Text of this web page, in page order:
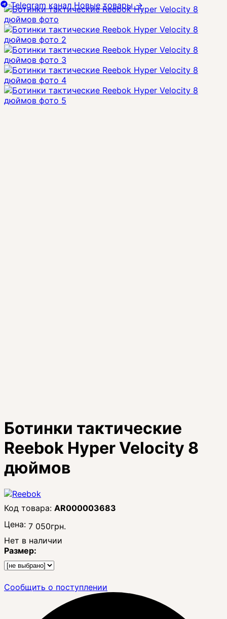
Ботинки тактические
Reebok Hyper Velocity 8
дюймов
AR000003683
Цена: 7 050грн.
Нет в наличии
Размер:
Сообщить о поступлении
Telegram канал Новые товары→